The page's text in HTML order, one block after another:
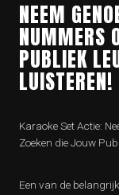
NEEM
NUMMERS
PUBLIEK
LUISTEREN!
Karaoke Set Actie:
Zoeken die Jouw
Een van de